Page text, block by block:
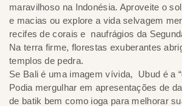
maravilhoso na Indonésia. Aproveite o
e macias ou explore a vida selvagem
recifes de corais e naufrágios da
Na terra firme, florestas exuberantes
templos de pedra.
Se Bali é uma imagem vívida, Ubud é a
Podia mergulhar em apresentações de
de batik bem como ioga para melhorar